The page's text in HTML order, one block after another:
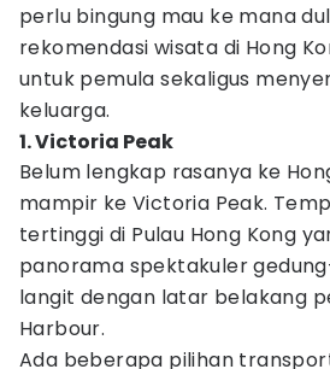
perlu bingung mau ke mana
rekomendasi wisata di Hong
untuk pemula sekaligus
keluarga.
1. Victoria Peak
Belum lengkap rasanya ke
mampir ke Victoria Peak.
tertinggi di Pulau Hong Kong
panorama spektakuler
langit dengan latar belakang
Harbour.
Ada beberapa pilihan